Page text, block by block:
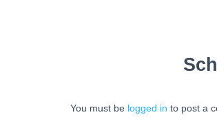
You must be logged in to post a